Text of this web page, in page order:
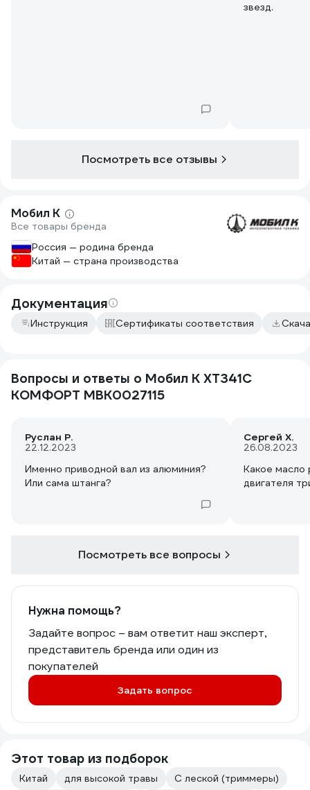
звезд.
Посмотреть все отзывы
Мобил К
Все товары бренда
Россия — родина бренда
Китай — страна производства
Документация
Инструкция Сертификаты соответствия
Вопросы и ответы о Мобил К XT341С
КОМФОРТ MBK0027115
Руслан Р.
22.12.2023
Именно приводной вал из алюминия?
Или сама штанга?
Сергей Х.
26.08.2023
Какое масло
двигателя
Посмотреть все вопросы
Нужна помощь?
Задайте вопрос – вам ответит наш эксперт,
представитель бренда или один из
покупателей
Задать вопрос
Этот товар из подборок
Китай для высокой травы
С леской (триммеры)